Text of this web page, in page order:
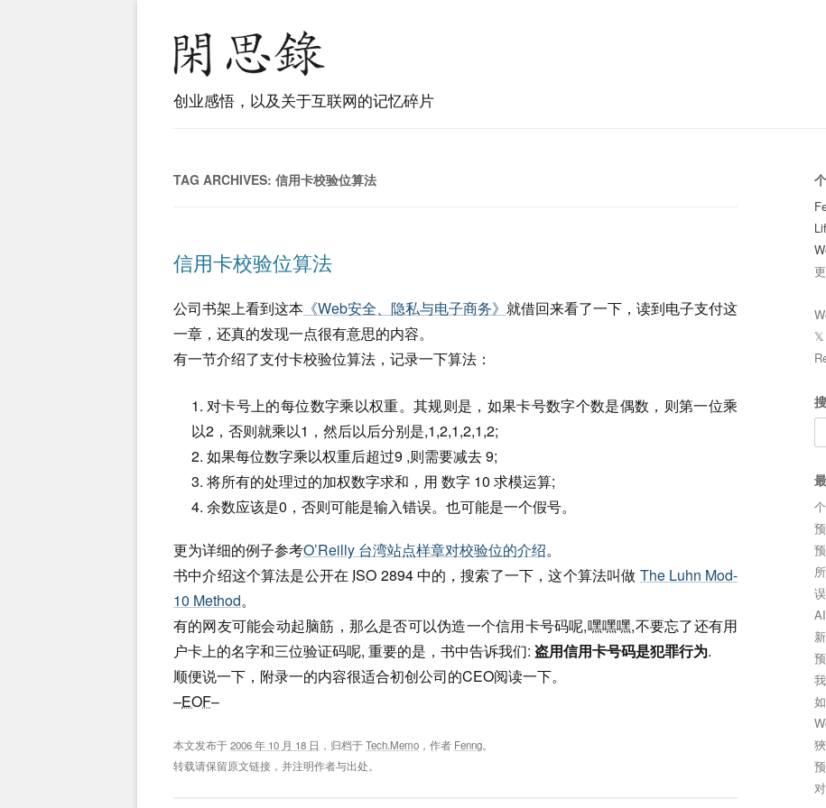
创业感悟，以及关于互联网的记忆碎片
TAG ARCHIVES: 信用卡校验位算法
信用卡校验位算法
公司书架上看到这本 《Web安全、隐私与电子商务》 就借回来看了一下，读到电子支付这
一章，还真的发现一点很有意思的内容。
有一节介绍了支付卡校验位算法，记录一下算法：
1. 对卡号上的每位数字乘以权重。其规则是，如果卡号数字个数是偶数，则第一位乘
以2，否则就乘以1，然后以后分别是,1,2,1,2,1,2;
2. 如果每位数字乘以权重后超过9 ,则需要减去 9;
3. 将所有的处理过的加权数字求和，用 数字 10 求模运算;
4. 余数应该是0，否则可能是输入错误。也可能是一个假号。
更为详细的例子参考O’Reilly 台湾站点样章对校验位的介绍。
书中介绍这个算法是公开在 ISO 2894 中的，搜索了一下，这个算法叫做 The Luhn Mod-
10 Method。
有的网友可能会动起脑筋，那么是否可以伪造一个信用卡号码呢,嘿嘿嘿,不要忘了还有用
户卡上的名字和三位验证码呢, 重要的是，书中告诉我们: 盗用信用卡号码是犯罪行为.
顺便说一下，附录一的内容很适合初创公司的CEO阅读一下。
–EOF–
本文发布于2006 年 10 月 18 日 ，归档于Tech.Memo ，作者 Fenng。
转载请保留原文链接，并注明作者与出处。
𝕏